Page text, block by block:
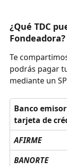
¿Qué TDC
Fondeadora?
Te
podrás pagar
mediante un
Banco
tarjeta de
AFIRME
BANORTE